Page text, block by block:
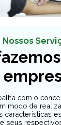
Nossos
com o
modo de
características
seus